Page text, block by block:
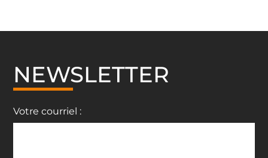
NEWSLETTER
Votre courriel :